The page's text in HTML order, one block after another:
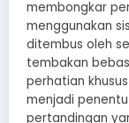
membongkar
menggunakan
ditembus oleh
tembakan
perhatian
menjadi
pertandingan